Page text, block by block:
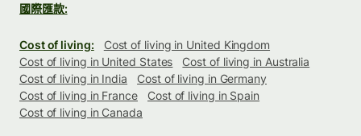
國際匯款:
Cost of living:
Cost of living in United Kingdom
Cost of living in United States
Cost of living in Australia
Cost of living in India
Cost of living in Germany
Cost of living in France
Cost of living in Spain
Cost of living in Canada